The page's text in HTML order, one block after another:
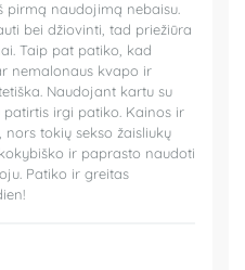
pirmą naudojimą nebaisu.
bei džiovinti, tad priežiūra
Taip pat patiko, kad
nemalonaus kvapo ir
Naudojant kartu su
irgi patiko. Kainos ir
tokių sekso žaisliukų
ir paprasto naudoti
Patiko ir greitas